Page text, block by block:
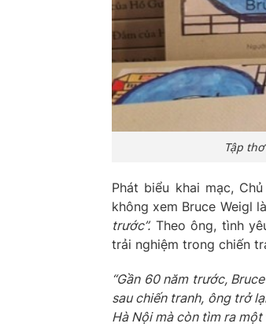
Tập
Phát biểu khai mạc,
không xem Bruce Weigl
trước”. Theo ông, tình
trải nghiệm trong chiến
“Gần 60 năm trước,
sau chiến tranh, ông trở
Hà Nội mà còn tìm ra một